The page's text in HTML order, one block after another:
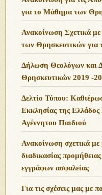
για το Μάθημα των
Ανακοίνωση Σχετικά
των Θρησκευτικών για
Δήλωση Θεολόγων και
Θρησκευτικών 2019 -
Δελτίο Τύπου:
Εκκλησίας της
Αγέννητου Παιδιού
Ανακοίνωση σχετικά
διαδικασίας
εγγράφων ασφαλείας
Για τις σχέσεις μας με